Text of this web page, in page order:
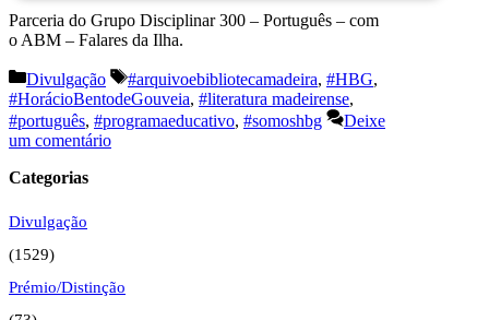
Parceria do Grupo Disciplinar 300 – Português – com
o ABM – Falares da Ilha.
Categorias
Divulgação Etiquetas
#arquivoebibliotecamadeira, #HBG,
#HorácioBentodeGouveia, #literatura madeirense,
#português, #programaeducativo, #somoshbg
Deixe
um comentário
Categorias
Divulgação
(1529)
Prémio/Distinção